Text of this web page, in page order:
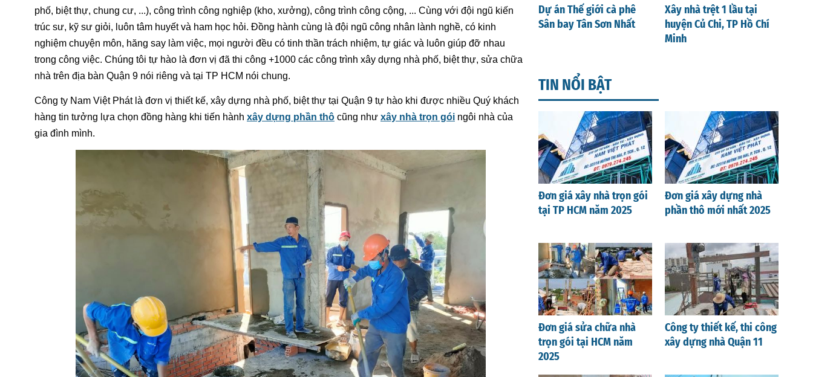
phố, biệt thự, chung cư, ...), công trình công nghiệp (kho, xưởng), công trình công cộng, ... Cùng với đội ngũ kiến
trúc sư, kỹ sư giỏi, luôn tâm huyết và ham học hỏi. Đồng hành cùng là đội ngũ công nhân lành nghề, có kinh
nghiệm chuyện môn, hăng say làm việc, mọi người đều có tinh thần trách nhiệm, tự giác và luôn giúp đỡ nhau
trong công việc. Chúng tôi tự hào là đơn vị đã thi công +1000 các công trình xây dựng nhà phố, biệt thự, sửa chữa
nhà trên địa bàn Quận 9 nói riêng và tại TP HCM nói chung.
Công ty Nam Việt Phát là đơn vị thiết kế, xây dựng nhà phố, biệt thự tại Quận 9 tự hào khi được nhiều Quý khách
hàng tin tưởng lựa chọn đồng hàng khi tiến hành xây dựng phần thô cũng như xây nhà trọn gói ngôi nhà của
gia đình mình.
Dự án Thế giới cà phê
Sân bay Tân Sơn Nhất
Xây nhà trệt 1 lầu tại
huyện Củ Chi, TP Hồ Chí
Minh
TIN NỔI BẬT
Đơn giá xây nhà trọn gói
tại TP HCM năm 2025
Đơn giá xây dựng nhà
phần thô mới nhất 2025
Đơn giá sửa chữa nhà
trọn gói tại HCM năm
2025
Công ty thiết kế, thi công
xây dựng nhà Quận 11